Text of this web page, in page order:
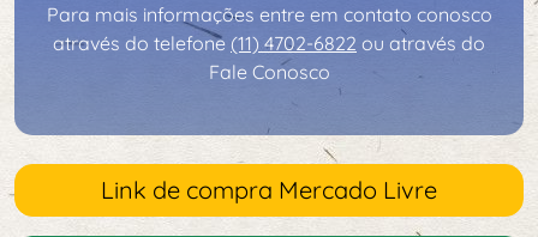
Para mais informações entre em contato conosco
através do telefone (11) 4702-6822 ou através do
Fale Conosco
Link de compra Mercado Livre